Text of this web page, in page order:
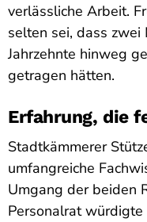
verlässliche Arbeit.
selten sei, dass
Jahrzehnte hinweg
getragen hätten.
Erfahrung, die
Stadtkämmerer
umfangreiche
Umgang der beiden
Personalrat